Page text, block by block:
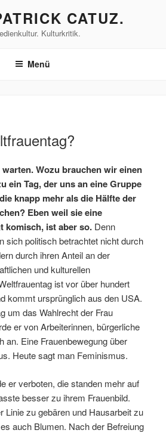
CATUZ.
Kulturkritik.
Menü
Wozu brauchen wir einen
ein Tag, der uns an eine Gruppe
knapp mehr als die Hälfte der
Eben weil sie eine
komisch, ist aber so. Denn
sich politisch betrachtet nicht durch
durch ihren Anteil an der
und kulturellen
ist vor über hundert
kommt ursprünglich aus den USA.
um das Wahlrecht der Frau
er von Arbeiterinnen, bürgerliche
an. Eine Frauenbewegung über
Heute sagt man Feminismus.
er verboten, die standen mehr auf
besser zu ihrem Frauenbild.
Linie zu gebären und Hausarbeit zu
auch Blumen. Nach der Befreiung